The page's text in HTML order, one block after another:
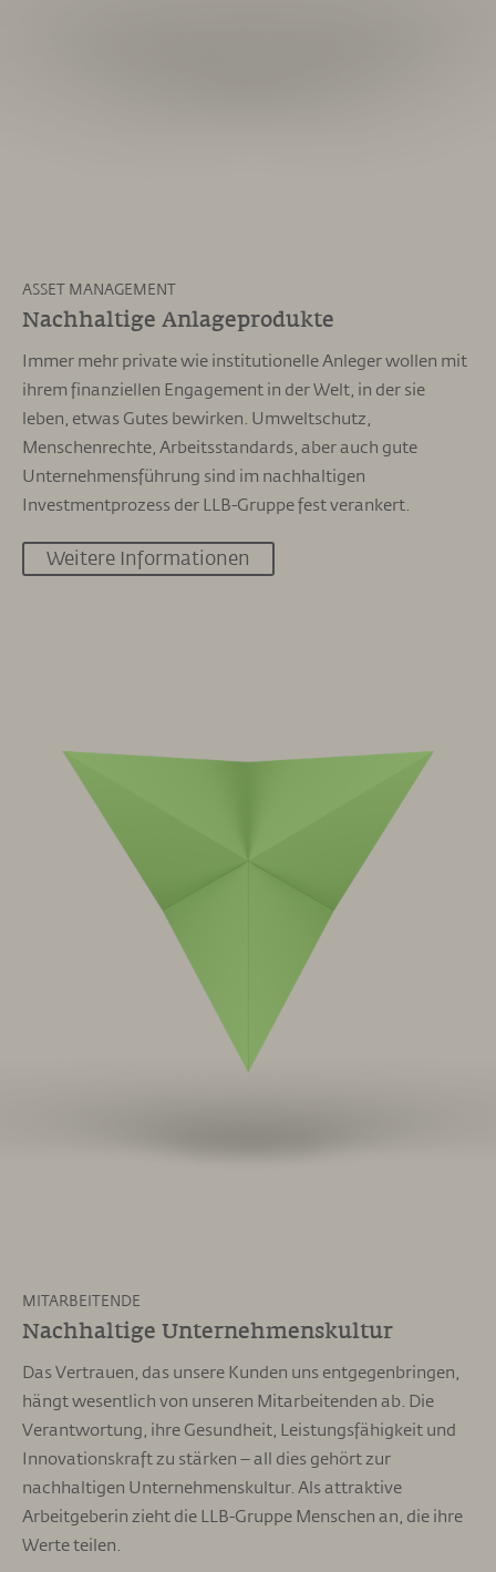
ASSET MANAGEMENT
Nachhaltige Anlageprodukte
Immer mehr private wie institutionelle Anleger wollen mit
ihrem finanziellen Engagement in der Welt, in der sie
leben, etwas Gutes bewirken. Umweltschutz,
Menschenrechte, Arbeitsstandards, aber auch gute
Unternehmensführung sind im nachhaltigen
Investmentprozess der LLB-Gruppe fest verankert.
Weitere Informationen
MITARBEITENDE
Nachhaltige Unternehmenskultur
Das Vertrauen, das unsere Kunden uns entgegenbringen,
hängt wesentlich von unseren Mitarbeitenden ab. Die
Verantwortung, ihre Gesundheit, Leistungsfähigkeit und
Innovationskraft zu stärken – all dies gehört zur
nachhaltigen Unternehmenskultur. Als attraktive
Arbeitgeberin zieht die LLB-Gruppe Menschen an, die ihre
Werte teilen.